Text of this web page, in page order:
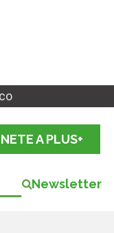
A PLUS+
Newsletter